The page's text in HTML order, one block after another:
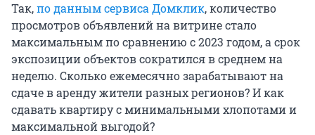
Так,по данным сервиса Домклик, количество
просмотров объявлений на витрине стало
максимальным по сравнению с 2023 годом, а срок
экспозиции объектов сократился в среднем на
неделю. Сколько ежемесячно зарабатывают на
сдаче в аренду жители разных регионов? И как
сдавать квартиру с минимальными хлопотами и
максимальной выгодой?